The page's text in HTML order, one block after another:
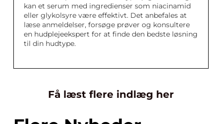
kan et serum med ingredienser som niacinamid
eller glykolsyre være effektivt. Det anbefales at
læse anmeldelser, forsøge prøver og konsultere
en hudplejeekspert for at finde den bedste løsning
til din hudtype.
Få læst flere indlæg her